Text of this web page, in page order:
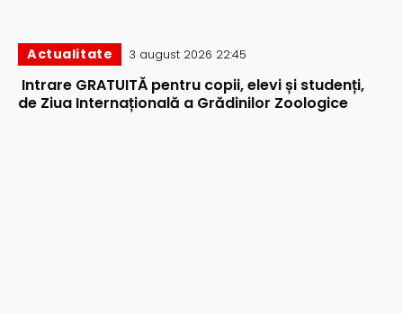
Actualitate 3 august 2026 22:45
Intrare GRATUITĂ pentru copii, elevi și studenți,
de Ziua Internațională a Grădinilor Zoologice